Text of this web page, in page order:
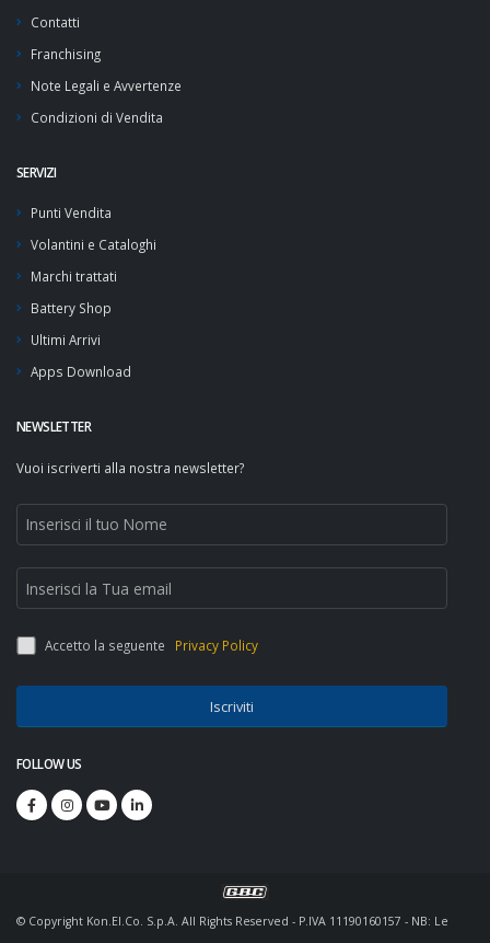
Contatti
Franchising
Note Legali e Avvertenze
Condizioni di Vendita
SERVIZI
Punti Vendita
Volantini e Cataloghi
Marchi trattati
Battery Shop
Ultimi Arrivi
Apps Download
NEWSLETTER
Vuoi iscriverti alla nostra newsletter?
Accetto la seguente Privacy Policy
Iscriviti
FOLLOW US
© Copyright Kon.El.Co. S.p.A. All Rights Reserved - P.IVA 11190160157 - NB: Le